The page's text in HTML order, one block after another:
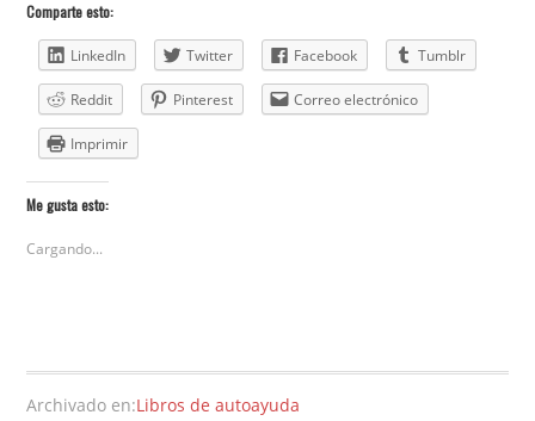
Comparte esto:
LinkedIn Twitter Facebook Tumblr
Reddit Pinterest Correo electrónico
Imprimir
Me gusta esto:
Cargando...
Archivado en:Libros de autoayuda